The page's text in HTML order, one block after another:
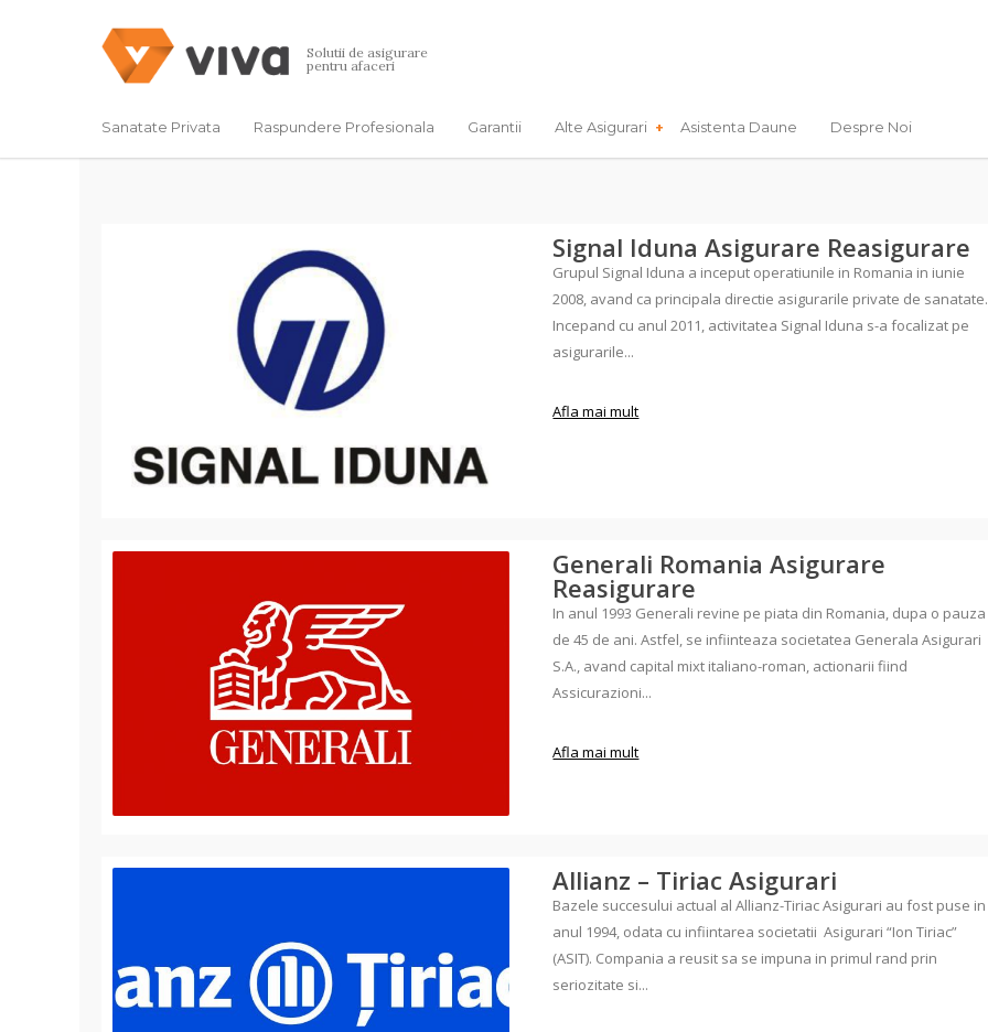
Solutii de asigurare
pentru afaceri
Sanatate Privata Raspundere Profesionala Garantii Alte Asigurari Asistenta Daune Despre Noi
Signal Iduna Asigurare Reasigurare
Grupul Signal Iduna a inceput operatiunile in Romania in iunie
2008, avand ca principala directie asigurarile private de sanatate.
Incepand cu anul 2011, activitatea Signal Iduna s-a focalizat pe
asigurarile...
Afla mai mult
Generali Romania Asigurare
Reasigurare
In anul 1993 Generali revine pe piata din Romania, dupa o pauza
de 45 de ani. Astfel, se infiinteaza societatea Generala Asigurari
S.A., avand capital mixt italiano-roman, actionarii fiind
Assicurazioni...
Afla mai mult
Allianz – Tiriac Asigurari
Bazele succesului actual al Allianz-Tiriac Asigurari au fost puse in
anul 1994, odata cu infiintarea societatii Asigurari “Ion Tiriac”
(ASIT). Compania a reusit sa se impuna in primul rand prin
seriozitate si...